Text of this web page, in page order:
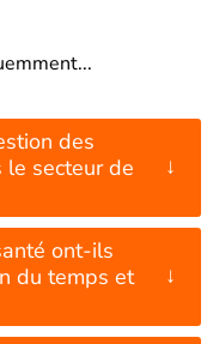
des
secteur de
↓
ont-ils
du temps et
↓